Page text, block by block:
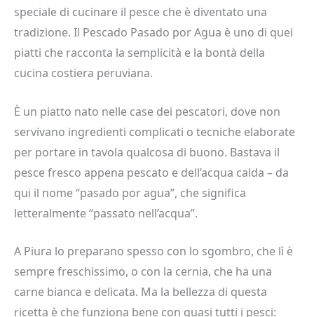
speciale di cucinare il pesce che è diventato una
tradizione. Il Pescado Pasado por Agua è uno di quei
piatti che racconta la semplicità e la bontà della
cucina costiera peruviana.
È un piatto nato nelle case dei pescatori, dove non
servivano ingredienti complicati o tecniche elaborate
per portare in tavola qualcosa di buono. Bastava il
pesce fresco appena pescato e dell’acqua calda – da
qui il nome “pasado por agua”, che significa
letteralmente “passato nell’acqua”.
A Piura lo preparano spesso con lo sgombro, che lì è
sempre freschissimo, o con la cernia, che ha una
carne bianca e delicata. Ma la bellezza di questa
ricetta è che funziona bene con quasi tutti i pesci: